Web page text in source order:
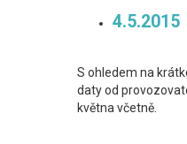
4.5.2015
S ohledem na
daty od
května včetně.